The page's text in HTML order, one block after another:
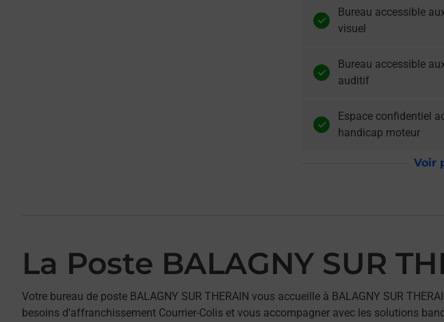
Bureau accessible
visuel
Bureau accessible
auditif
Espace confidentiel
handicap moteur
Voir
La Poste BALAGNY SUR
Votre bureau de poste BALAGNY SUR THERAIN vous accueille à BALAGNY SUR
besoins d'affranchissement Courrier-Colis et vous accompagner avec les solutions